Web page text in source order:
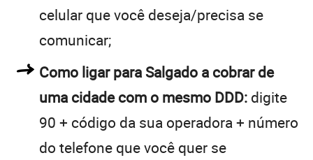
celular que você deseja/precisa se
comunicar;
Como ligar para Salgado a cobrar de
uma cidade com o mesmo DDD: digite
90 + código da sua operadora + número
do telefone que você quer se